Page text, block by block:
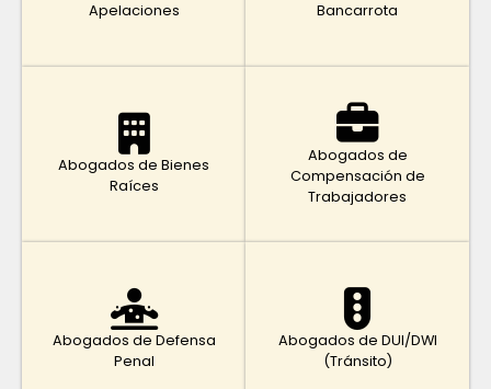
Apelaciones
Bancarrota
Abogados de Bienes
Raíces
Abogados de
Compensación de
Trabajadores
Abogados de Defensa
Penal
Abogados de DUI/DWI
(Tránsito)